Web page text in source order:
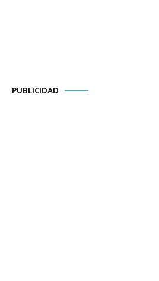
PUBLICIDAD